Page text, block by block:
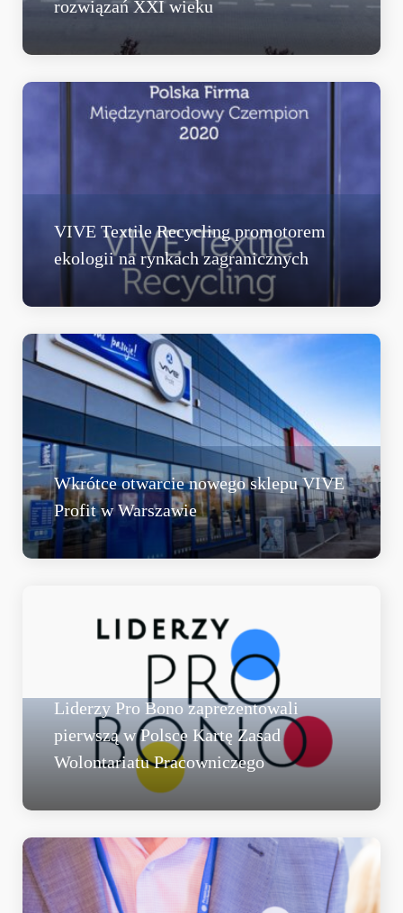
rozwiązań XXI wieku
VIVE Textile Recycling promotorem
ekologii na rynkach zagranicznych
Wkrótce otwarcie nowego sklepu VIVE
Profit w Warszawie
Liderzy Pro Bono zaprezentowali
pierwszą w Polsce Kartę Zasad
Wolontariatu Pracowniczego